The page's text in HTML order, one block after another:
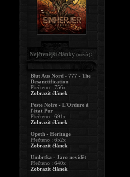
Nejčtenější články (měsíc):
Blut Aus Nord - 777 - The
Desanctification
Přečteno : 756x
Zobrazit článek
Peste Noire - L'Ordure à
l'état Pur
Přečteno : 691x
Zobrazit článek
Opeth - Heritage
Přečteno : 652x
Zobrazit článek
Umbrtka - Jaro nevidět
Přečteno : 640x
Zobrazit článek